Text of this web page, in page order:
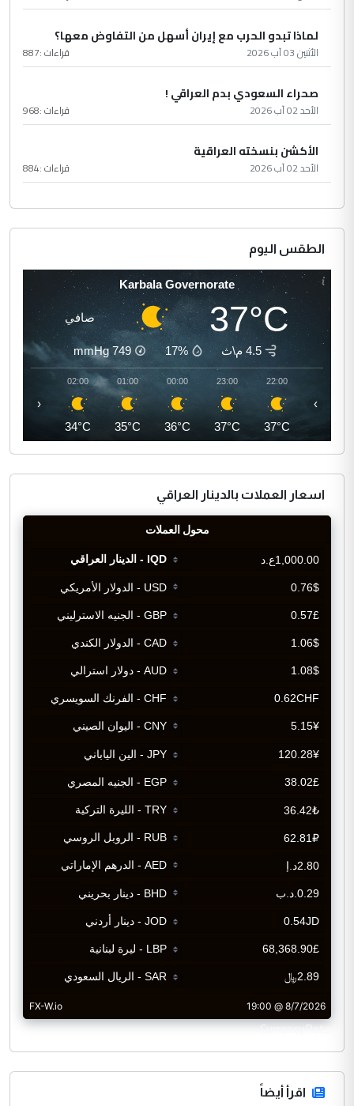
لماذا تبدو الحرب مع إيران أسهل من التفاوض معها؟
الأثنين 03 آب 2026 قراءات :887
صحراء السعودي بدم العراقي !
الأحد 02 آب 2026 قراءات :968
الأكشن بنسخته العراقية
الأحد 02 آب 2026 قراءات :884
الطقس اليوم
Karbala Governorate
37°C صافي
4.5 م\ث 17%
749
mmHg
22:00
37°C
23:00
37°C
00:00
36°C
01:00
35°C
02:00
34°C
‹ ›
اسعار العملات بالدينار العراقي
CurrencyRate
اقرأ أيضاً